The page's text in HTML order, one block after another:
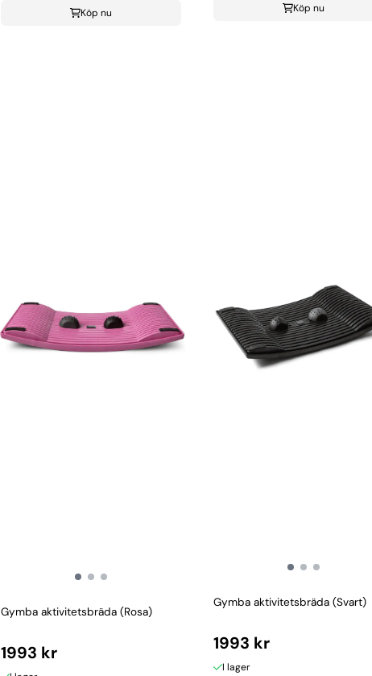
Köp nu
Köp nu
Gymba aktivitetsbräda (Rosa)
1993 kr
Gymba aktivitetsbräda (Svart)
1993 kr
I lager